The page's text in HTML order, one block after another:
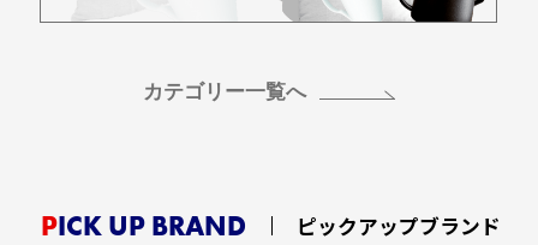
カテゴリー一覧へ
PICK UP BRAND ピックアップブランド